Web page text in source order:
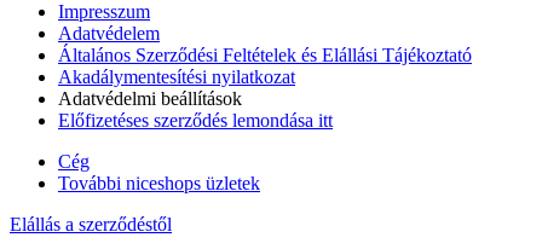
Impresszum
Adatvédelem
Általános Szerződési Feltételek és Elállási Tájékoztató
Akadálymentesítési nyilatkozat
Adatvédelmi beállítások
Előfizetéses szerződés lemondása itt
Cég
További niceshops üzletek
Elállás a szerződéstől